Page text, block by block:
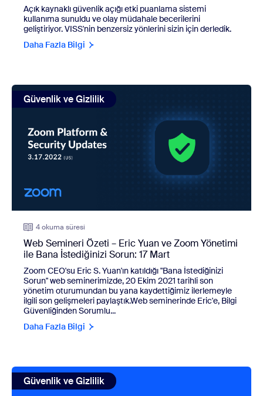
Açık kaynaklı güvenlik açığı etki puanlama sistemi
kullanıma sunuldu ve olay müdahale becerilerini
geliştiriyor. VISS'nin benzersiz yönlerini sizin için derledik.
Daha Fazla Bilgi
view: Web Semineri Özeti – Eric Yuan ve Zoom Yönetimi
Güvenlik ve Gizlilik
4 okuma süresi
Web Semineri Özeti – Eric Yuan ve Zoom Yönetimi
ile Bana İstediğinizi Sorun: 17 Mart
Zoom CEO'su Eric S. Yuan'ın katıldığı "Bana İstediğinizi
Sorun" web seminerimizde, 20 Ekim 2021 tarihli son
yönetim oturumundan bu yana kaydettiğimiz ilerlemeyle
ilgili son gelişmeleri paylaştık.Web seminerinde Eric'e, Bilgi
Güvenliğinden Sorumlu...
Daha Fazla Bilgi
view: Zoom'un hizmet şartları ve uygulamaları yapay zekâ
Güvenlik ve Gizlilik